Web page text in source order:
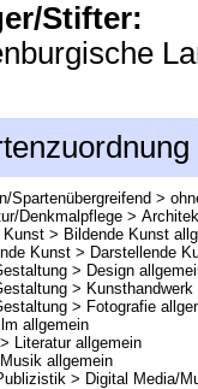
Stifter:
Spartenübergreifend >
Denkmalpflege >
Kunst > Bildende Kunst
Kunst > Darstellende
> Design
> Kunsthandwerk
> Fotografie
allgemein
Literatur allgemein
allgemein
> Digital Media/